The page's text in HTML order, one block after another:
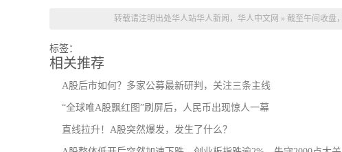
转载请注明出处华人站华人新闻，华人中文网 » 截至午间收盘
标签：
相关推荐
A股后市如何？多家公募最新研判，关注三条主线
“全球唯A股飘红图”刷屏后，人民币出现惊人一幕
直线拉升！A股突然爆发，发生了什么？